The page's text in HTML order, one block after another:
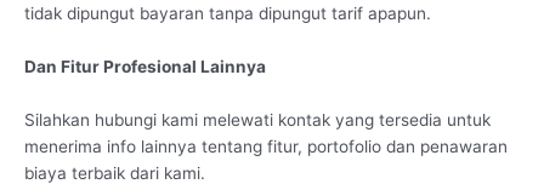
tidak dipungut bayaran tanpa dipungut tarif apapun.
Dan Fitur Profesional Lainnya
Silahkan hubungi kami melewati kontak yang tersedia untuk
menerima info lainnya tentang fitur, portofolio dan penawaran
biaya terbaik dari kami.